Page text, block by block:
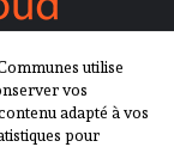
utilise
vos
adapté à vos
pour